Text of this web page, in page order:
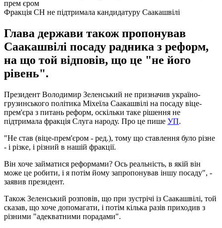
Фракція СН не підтримала кандидатуру Саакашвілі
Глава держави також пропонував
Саакашвілі посаду радника з реформ,
на що той відповів, що це "не його
рівень".
Президент Володимир Зеленський не призначив україно-
грузинського політика Міхеїла Саакашвілі на посаду віце-
прем'єра з питань реформ, оскільки таке рішення не
підтримала фракція Слуга народу. Про це пише УП.
"Не став (віце-прем'єром - ред.), тому що ставлення було різне
- і різке, і різний в нашій фракції.
Він хоче займатися реформами? Ось реальність, в якій він
може це робити, і я потім йому запропонував іншу посаду", -
заявив президент.
Також Зеленський розповів, що при зустрічі із Саакашвілі, той
сказав, що хоче допомагати, і потім кілька разів приходив з
різними "адекватними порадами".